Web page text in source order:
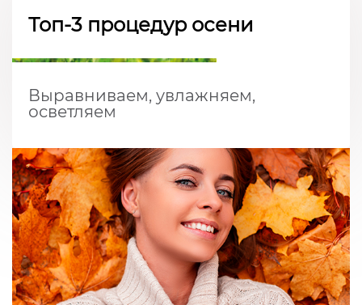
Топ-3 процедур осени
Выравниваем, увлажняем,
осветляем